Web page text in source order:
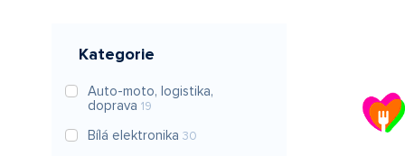
Kategorie
Auto-moto, logistika,
doprava 19
Bílá elektronika 30